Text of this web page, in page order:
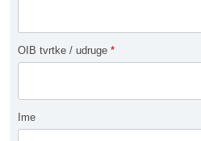
OIB tvrtke / udruge *
Ime